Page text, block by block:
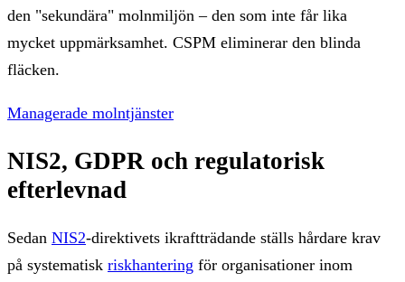
den "sekundära" molnmiljön – den som inte får lika
mycket uppmärksamhet. CSPM eliminerar den blinda
fläcken.
Managerade molntjänster
NIS2, GDPR och regulatorisk
efterlevnad
Sedan NIS2-direktivets ikraftträdande ställs hårdare krav
på systematisk riskhantering för organisationer inom